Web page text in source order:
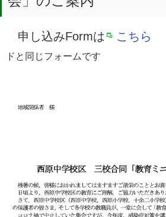
申し込みFormは こちら
ドと同じフォームです